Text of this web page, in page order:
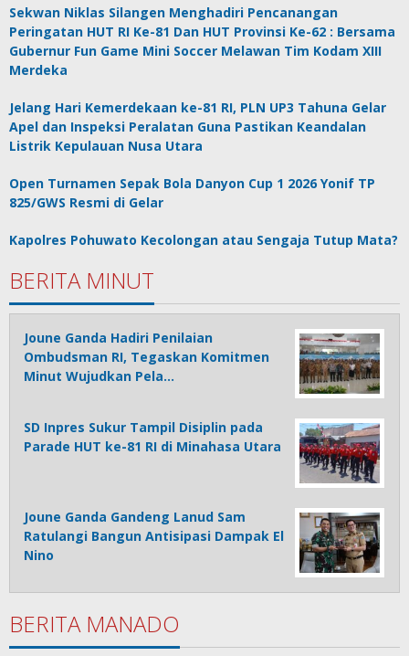
Sekwan Niklas Silangen Menghadiri Pencanangan
Peringatan HUT RI Ke-81 Dan HUT Provinsi Ke-62 : Bersama
Gubernur Fun Game Mini Soccer Melawan Tim Kodam XIII
Merdeka
Jelang Hari Kemerdekaan ke-81 RI, PLN UP3 Tahuna Gelar
Apel dan Inspeksi Peralatan Guna Pastikan Keandalan
Listrik Kepulauan Nusa Utara
Open Turnamen Sepak Bola Danyon Cup 1 2026 Yonif TP
825/GWS Resmi di Gelar
Kapolres Pohuwato Kecolongan atau Sengaja Tutup Mata?
BERITA MINUT
Joune Ganda Hadiri Penilaian
Ombudsman RI, Tegaskan Komitmen
Minut Wujudkan Pela…
SD Inpres Sukur Tampil Disiplin pada
Parade HUT ke-81 RI di Minahasa Utara
Joune Ganda Gandeng Lanud Sam
Ratulangi Bangun Antisipasi Dampak El
Nino
BERITA MANADO